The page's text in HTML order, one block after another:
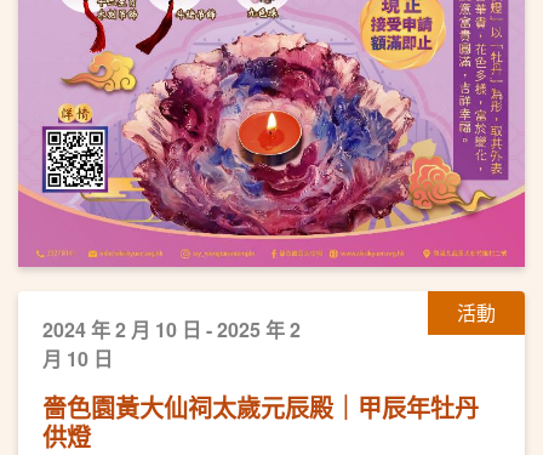
活動
2024 年 2 月 10 日 - 2025 年 2
月 10 日
嗇色園黃大仙祠太歲元辰殿｜甲辰年牡丹
供燈